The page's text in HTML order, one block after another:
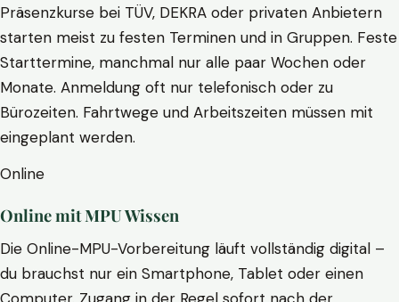
Präsenzkurse bei TÜV, DEKRA oder privaten Anbietern
starten meist zu festen Terminen und in Gruppen. Feste
Starttermine, manchmal nur alle paar Wochen oder
Monate. Anmeldung oft nur telefonisch oder zu
Bürozeiten. Fahrtwege und Arbeitszeiten müssen mit
eingeplant werden.
Online
Online mit MPU Wissen
Die Online-MPU-Vorbereitung läuft vollständig digital –
du brauchst nur ein Smartphone, Tablet oder einen